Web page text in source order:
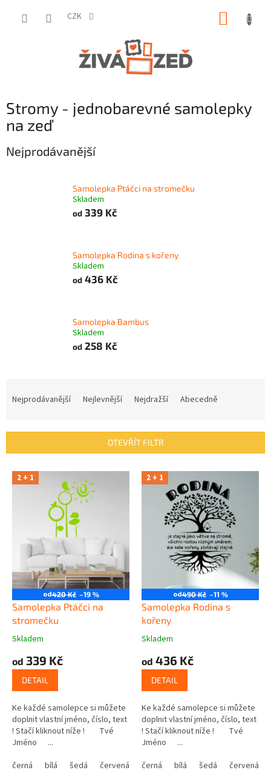
CZK
Stromy - jednobarevné samolepky
na zeď
Nejprodávanější
Samolepka Ptáčci na stromečku
Skladem
od 339 Kč
Samolepka Rodina s kořeny
Skladem
od 436 Kč
Samolepka Bambus
Skladem
od 258 Kč
í
Nejprodávanější Nejlevnější Nejdražší Abecedně
OTEVŘÍT FILTR
V 2 + 1
od420 Kč –19 %
Samolepka Ptáčci na
stromečku
Skladem
od 339 Kč
DETAIL
Ke každé samolepce si můžete
doplnit vlastní jméno, číslo, text
! Stačí kliknout níže ! Tvé
Jméno ...
černá
bílá šedá červená modrá žlutá zelená růžová
2 + 1
od490 Kč –11 %
Samolepka Rodina s
kořeny
Skladem
od 436 Kč
DETAIL
Ke každé samolepce si můžete
doplnit vlastní jméno, číslo, text
! Stačí kliknout níže ! Tvé
Jméno ...
černá
bílá šedá červená